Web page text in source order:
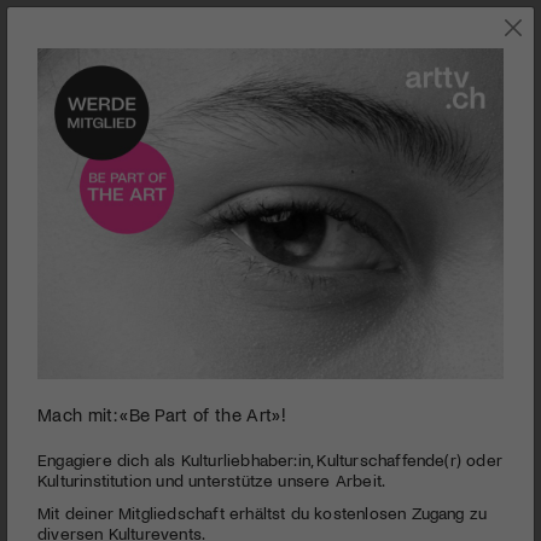
FREE-STREAMING
seconds
minute,
15
La vanité
Gar nicht so einfach, das Zeitliche zu segnen. Das zumindest
Mach mit: «Be Part of the Art»!
Engagiere dich als Kulturliebhaber:in, Kulturschaffende(r) oder
Kulturinstitution und unterstütze unsere Arbeit.
Mit deiner Mitgliedschaft erhältst du kostenlosen Zugang zu
diversen Kulturevents.